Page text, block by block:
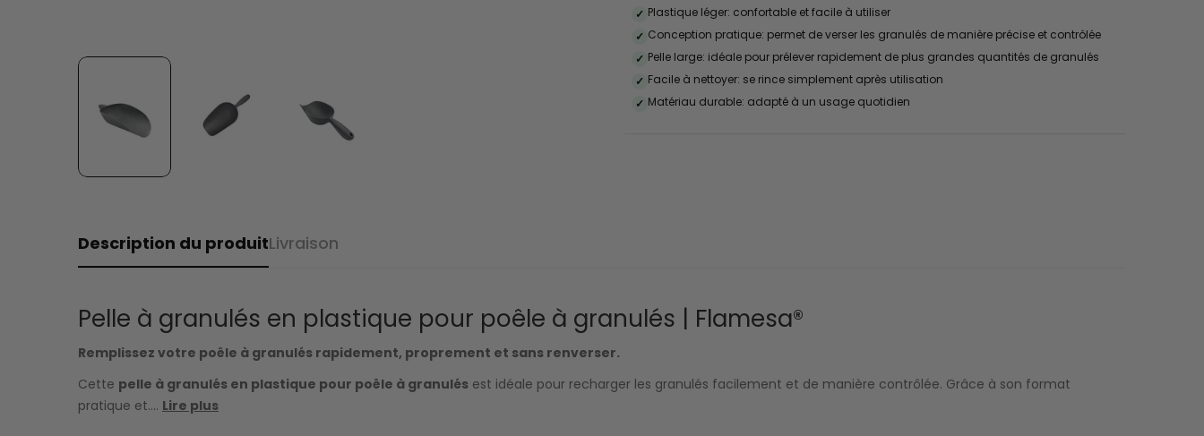
✓ Plastique léger: confortable et facile à utiliser
✓ Conception pratique: permet de verser les granulés de manière précise et contrôlée
✓ Pelle large: idéale pour prélever rapidement de plus grandes quantités de granulés
✓ Facile à nettoyer: se rince simplement après utilisation
✓ Matériau durable: adapté à un usage quotidien
Description du produitLivraison
Pelle à granulés en plastique pour poêle à granulés | Flamesa®
Remplissez votre poêle à granulés rapidement, proprement et sans renverser.
Cette pelle à granulés en plastique pour poêle à granulés est idéale pour recharger les granulés facilement et de manière contrôlée. Grâce à son format
pratique et.... Lire plus